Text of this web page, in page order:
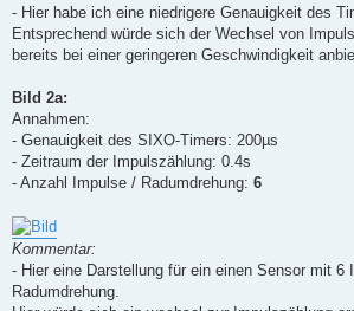
- Hier habe ich eine niedrigere Genauigkeit des
Entsprechend würde sich der Wechsel von
bereits bei einer geringeren Geschwindigkeit
Bild 2a:
Annahmen:
- Genauigkeit des SIXO-Timers: 200µs
- Zeitraum der Impulszählung: 0.4s
- Anzahl Impulse / Radumdrehung: 6
Kommentar:
- Hier eine Darstellung für ein einen Sensor mit 6
Radumdrehung.